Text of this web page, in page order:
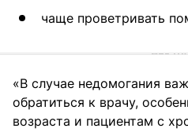
чаще проветривать
«В случае недомогания
обратиться к врачу,
возраста и пациентам с